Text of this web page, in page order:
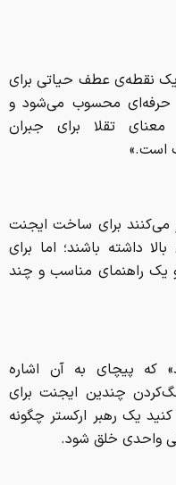
نقطه‌ی عطف حیاتی برای
حرفه‌ای محسوب می‌شود و
تقلا برای جبران
است.»
می‌کنند برای ساخت ایجنت
داشته باشند؛ اما برای
یک راهنمای مناسب و چند
که پیچای به آن اشاره
چندین ایجنت برای
یک رهبر ارکستر چگونه
واحدی خلق شود.